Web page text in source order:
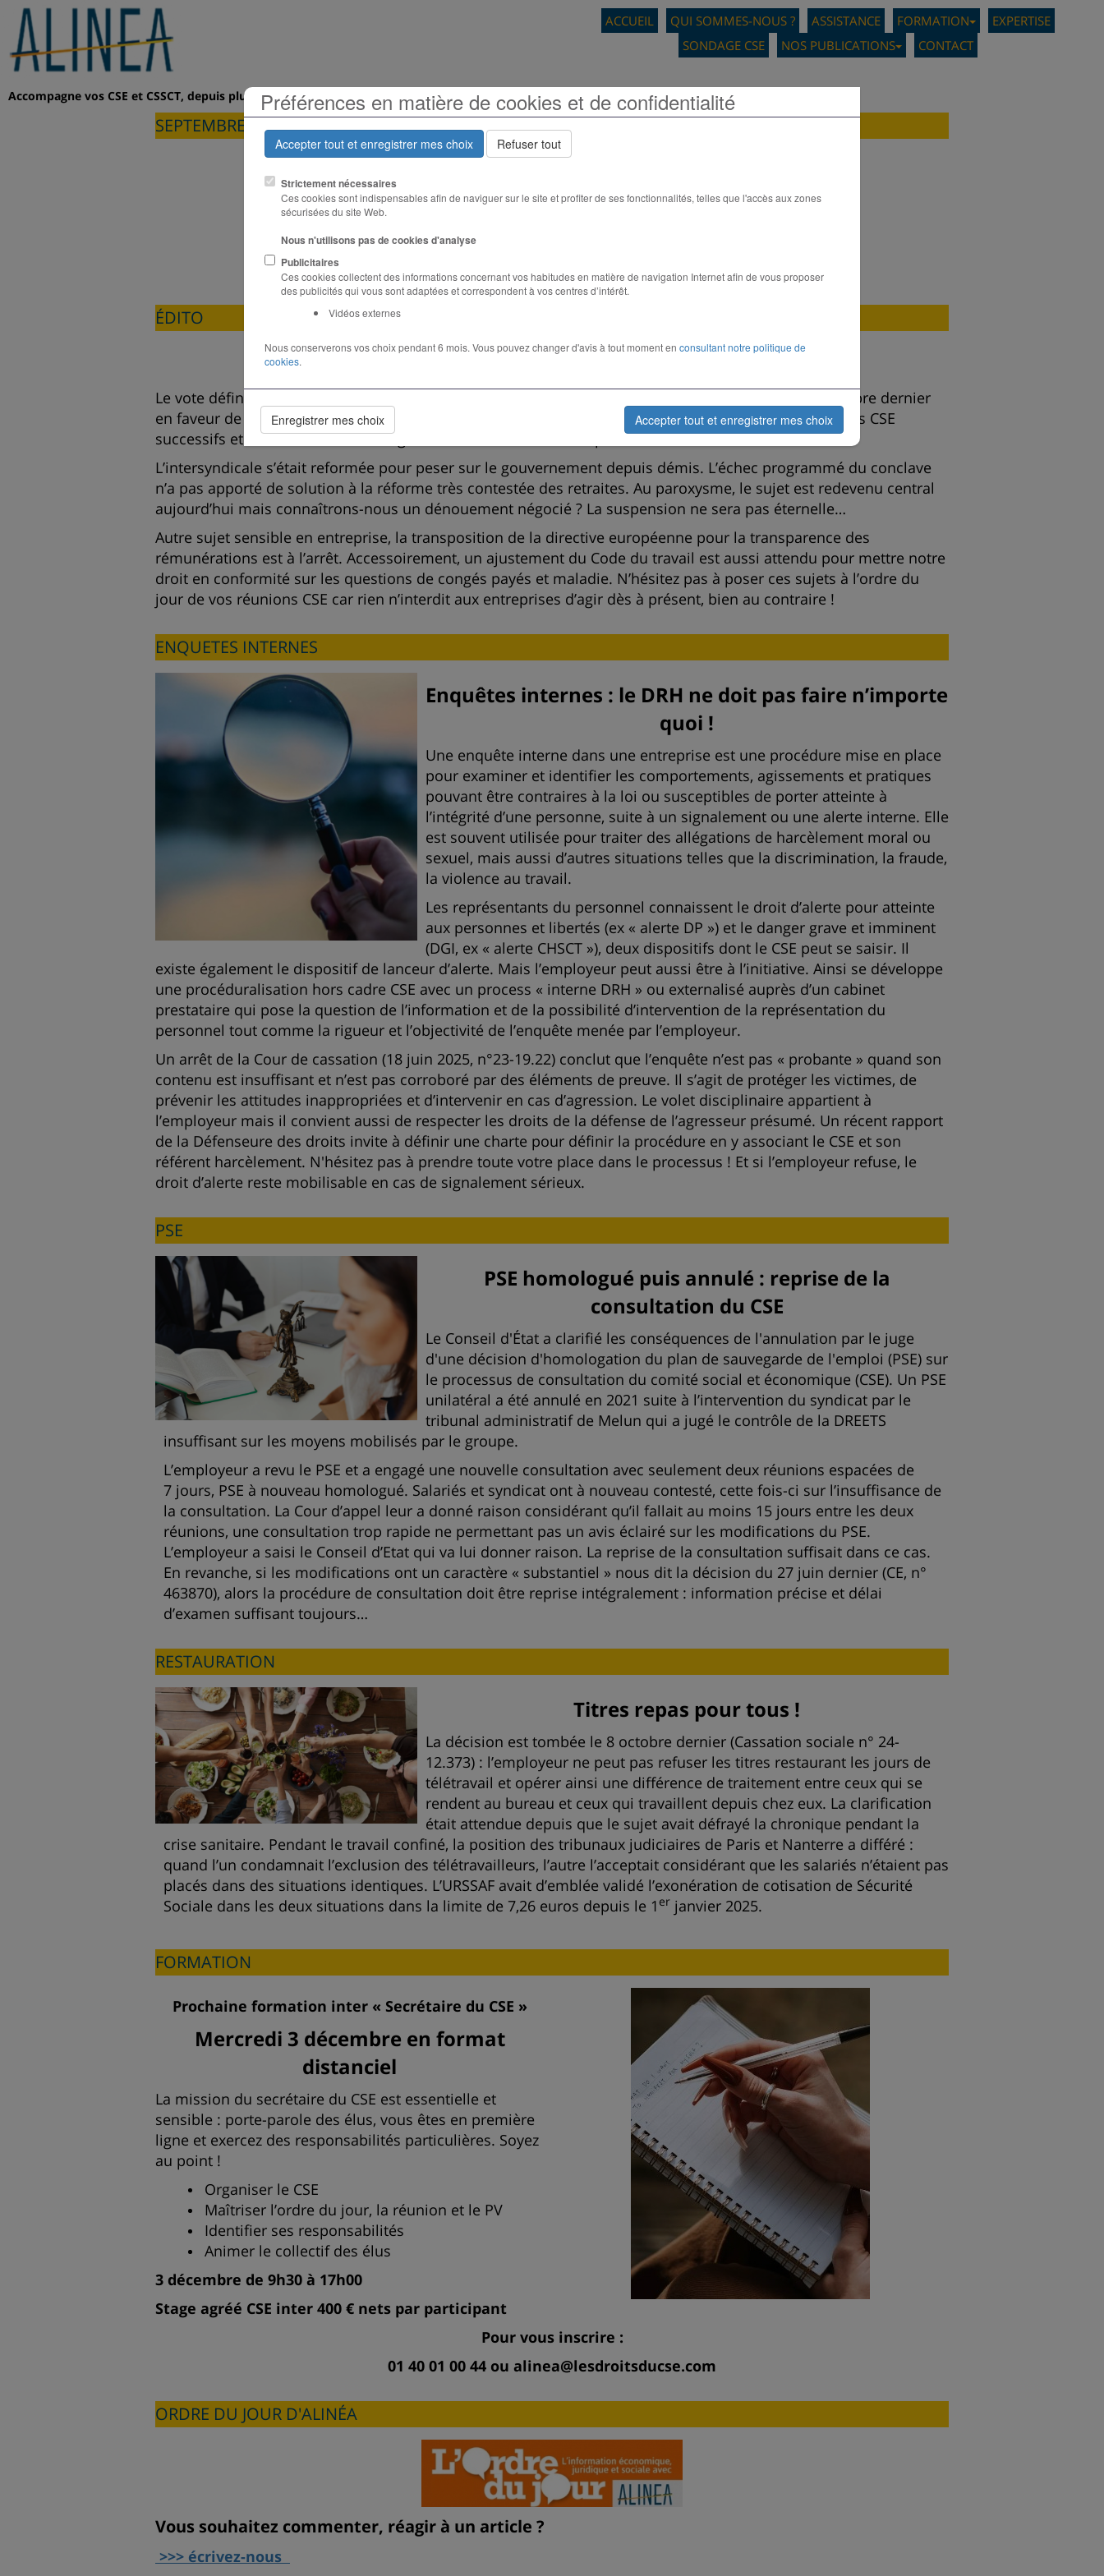
Préférences en matière de cookies et de confidentialité
Accepter tout et enregistrer mes choix Refuser tout
Strictement nécessaires
Ces cookies sont indispensables afin de naviguer sur le site et profiter de ses fonctionnalités, telles que l'accès aux zones
sécurisées du site Web.
Nous n'utilisons pas de cookies d'analyse
Publicitaires
Ces cookies collectent des informations concernant vos habitudes en matière de navigation Internet afin de vous proposer
des publicités qui vous sont adaptées et correspondent à vos centres d’intérêt.
Vidéos externes
Nous conserverons vos choix pendant 6 mois. Vous pouvez changer d'avis à tout moment en consultant notre politique de
cookies.
Enregistrer mes choix Accepter tout et enregistrer mes choix
ACCUEIL QUI SOMMES-NOUS ? ASSISTANCE FORMATION
EXPERTISE
SONDAGE CSE
NOS PUBLICATIONS CONTACT
Accompagne vos CSE et CSSCT, depuis plus de 25 ans
SEPTEMBRE-OCTOBRE 2025
ÉDITO
Limitation des mandats, loi seniors, réforme des retraites, …
Le vote définitif de l’Assemblée nationale manquait pour transposer les accords conclus le 14 novembre dernier
en faveur de l’emploi des seniors, de la suppression de la règle absurde du plafonnement à 3 mandats CSE
successifs et de l’assurance chômage. C’est enfin chose faite depuis ce 15 octobre : un an d’attente !
L’intersyndicale s’était reformée pour peser sur le gouvernement depuis démis. L’échec programmé du conclave
n’a pas apporté de solution à la réforme très contestée des retraites. Au paroxysme, le sujet est redevenu central
aujourd’hui mais connaîtrons-nous un dénouement négocié ? La suspension ne sera pas éternelle…
Autre sujet sensible en entreprise, la transposition de la directive européenne pour la transparence des
rémunérations est à l’arrêt. Accessoirement, un ajustement du Code du travail est aussi attendu pour mettre notre
droit en conformité sur les questions de congés payés et maladie. N’hésitez pas à poser ces sujets à l’ordre du
jour de vos réunions CSE car rien n’interdit aux entreprises d’agir dès à présent, bien au contraire !
ENQUETES INTERNES
Enquêtes internes : le DRH ne doit pas faire n’importe
quoi !
Une enquête interne dans une entreprise est une procédure mise en place
pour examiner et identifier les comportements, agissements et pratiques
pouvant être contraires à la loi ou susceptibles de porter atteinte à
l’intégrité d’une personne, suite à un signalement ou une alerte interne. Elle
est souvent utilisée pour traiter des allégations de harcèlement moral ou
sexuel, mais aussi d’autres situations telles que la discrimination, la fraude,
la violence au travail.
Les représentants du personnel connaissent le droit d’alerte pour atteinte
aux personnes et libertés (ex « alerte DP ») et le danger grave et imminent
(DGI, ex « alerte CHSCT »), deux dispositifs dont le CSE peut se saisir. Il
existe également le dispositif de lanceur d’alerte. Mais l’employeur peut aussi être à l’initiative. Ainsi se développe
une procéduralisation hors cadre CSE avec un process « interne DRH » ou externalisé auprès d’un cabinet
prestataire qui pose la question de l’information et de la possibilité d’intervention de la représentation du
personnel tout comme la rigueur et l’objectivité de l’enquête menée par l’employeur.
Un arrêt de la Cour de cassation (18 juin 2025, n°23-19.22) conclut que l’enquête n’est pas « probante » quand son
contenu est insuffisant et n’est pas corroboré par des éléments de preuve. Il s’agit de protéger les victimes, de
prévenir les attitudes inappropriées et d’intervenir en cas d’agression. Le volet disciplinaire appartient à
l’employeur mais il convient aussi de respecter les droits de la défense de l’agresseur présumé. Un récent rapport
de la Défenseure des droits invite à définir une charte pour définir la procédure en y associant le CSE et son
référent harcèlement. N'hésitez pas à prendre toute votre place dans le processus ! Et si l’employeur refuse, le
droit d’alerte reste mobilisable en cas de signalement sérieux.
PSE
PSE homologué puis annulé : reprise de la
consultation du CSE
Le Conseil d'État a clarifié les conséquences de l'annulation par le juge
d'une décision d'homologation du plan de sauvegarde de l'emploi (PSE) sur
le processus de consultation du comité social et économique (CSE). Un PSE
unilatéral a été annulé en 2021 suite à l’intervention du syndicat par le
tribunal administratif de Melun qui a jugé le contrôle de la DREETS
insuffisant sur les moyens mobilisés par le groupe.
L’employeur a revu le PSE et a engagé une nouvelle consultation avec seulement deux réunions espacées de
7 jours, PSE à nouveau homologué. Salariés et syndicat ont à nouveau contesté, cette fois-ci sur l’insuffisance de
la consultation. La Cour d’appel leur a donné raison considérant qu’il fallait au moins 15 jours entre les deux
réunions, une consultation trop rapide ne permettant pas un avis éclairé sur les modifications du PSE.
L’employeur a saisi le Conseil d’Etat qui va lui donner raison. La reprise de la consultation suffisait dans ce cas.
En revanche, si les modifications ont un caractère « substantiel » nous dit la décision du 27 juin dernier (CE, n°
463870), alors la procédure de consultation doit être reprise intégralement : information précise et délai
d’examen suffisant toujours…
RESTAURATION
Titres repas pour tous !
La décision est tombée le 8 octobre dernier (Cassation sociale n° 24-
12.373) : l’employeur ne peut pas refuser les titres restaurant les jours de
télétravail et opérer ainsi une différence de traitement entre ceux qui se
rendent au bureau et ceux qui travaillent depuis chez eux. La clarification
était attendue depuis que le sujet avait défrayé la chronique pendant la
crise sanitaire. Pendant le travail confiné, la position des tribunaux judiciaires de Paris et Nanterre a différé :
quand l’un condamnait l’exclusion des télétravailleurs, l’autre l’acceptait considérant que les salariés n’étaient pas
placés dans des situations identiques. L’URSSAF avait d’emblée validé l’exonération de cotisation de Sécurité
Sociale dans les deux situations dans la limite de 7,26 euros depuis le 1 er janvier 2025.
FORMATION
Prochaine formation inter « Secrétaire du CSE »
Mercredi 3 décembre en format
distanciel
La mission du secrétaire du CSE est essentielle et
sensible : porte-parole des élus, vous êtes en première
ligne et exercez des responsabilités particulières. Soyez
au point !
Organiser le CSE
Maîtriser l’ordre du jour, la réunion et le PV
Identifier ses responsabilités
Animer le collectif des élus
3 décembre de 9h30 à 17h00
Stage agréé CSE inter 400 € nets par participant
Pour vous inscrire :
01 40 01 00 44 ou alinea@lesdroitsducse.com
ORDRE DU JOUR D'ALINÉA
Vous souhaitez commenter, réagir à un article ?
>>> écrivez-nous